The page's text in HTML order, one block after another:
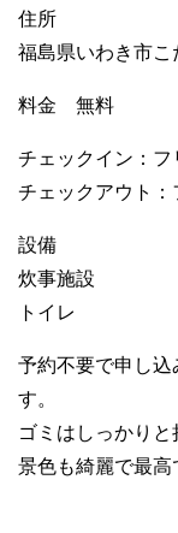
住所
福島県いわき市こ
料金 無料
チェックイン：フ
チェックアウト：
設備
炊事施設
トイレ
予約不要で申し
す。
ゴミはしっかりと
景色も綺麗で最高